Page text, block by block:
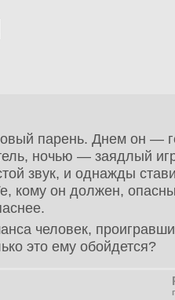
парень. Днем он —
ночью — заядлый
звук, и однажды
кому он должен,
человек,
это ему обойдется?